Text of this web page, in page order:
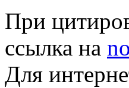
При
ссылка на
Для